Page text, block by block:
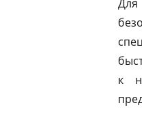
Для
к